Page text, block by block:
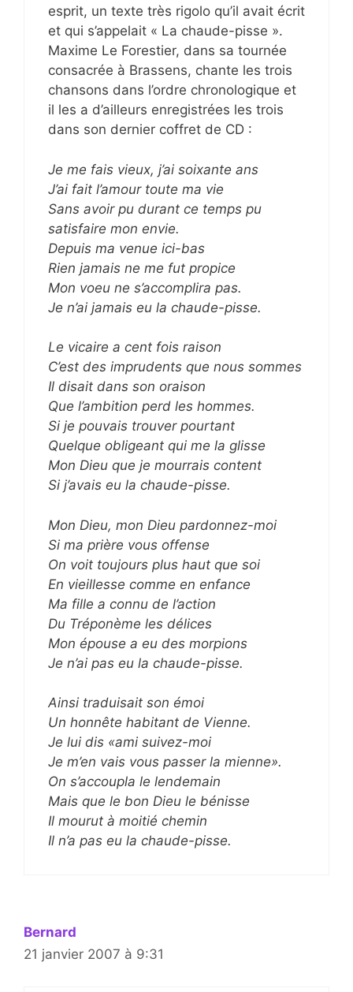
esprit, un texte très rigolo qu’il avait écrit
et qui s’appelait « La chaude-pisse ».
Maxime Le Forestier, dans sa tournée
consacrée à Brassens, chante les trois
chansons dans l’ordre chronologique et
il les a d’ailleurs enregistrées les trois
dans son dernier coffret de CD :
Je me fais vieux, j’ai soixante ans
J’ai fait l’amour toute ma vie
Sans avoir pu durant ce temps pu
satisfaire mon envie.
Depuis ma venue ici-bas
Rien jamais ne me fut propice
Mon voeu ne s’accomplira pas.
Je n’ai jamais eu la chaude-pisse.
Le vicaire a cent fois raison
C’est des imprudents que nous sommes
Il disait dans son oraison
Que l’ambition perd les hommes.
Si je pouvais trouver pourtant
Quelque obligeant qui me la glisse
Mon Dieu que je mourrais content
Si j’avais eu la chaude-pisse.
Mon Dieu, mon Dieu pardonnez-moi
Si ma prière vous offense
On voit toujours plus haut que soi
En vieillesse comme en enfance
Ma fille a connu de l’action
Du Tréponème les délices
Mon épouse a eu des morpions
Je n’ai pas eu la chaude-pisse.
Ainsi traduisait son émoi
Un honnête habitant de Vienne.
Je lui dis «ami suivez-moi
Je m’en vais vous passer la mienne».
On s’accoupla le lendemain
Mais que le bon Dieu le bénisse
Il mourut à moitié chemin
Il n’a pas eu la chaude-pisse.
Bernard
21 janvier 2007 à 9:31